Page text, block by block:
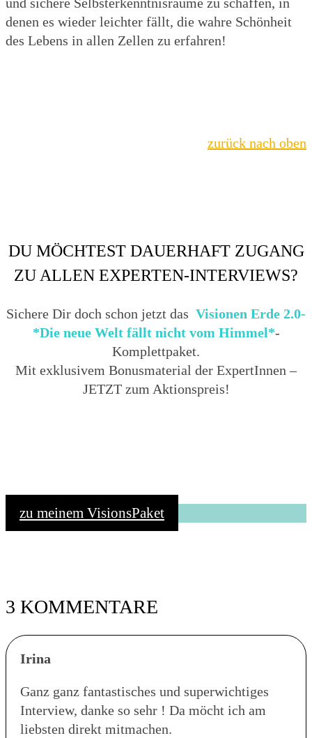
denen es wieder leichter fällt, die wahre Schönheit
des Lebens in allen Zellen zu erfahren!
zurück nach oben
DU MÖCHTEST DAUERHAFT ZUGANG
ZU ALLEN EXPERTEN-INTERVIEWS?
Sichere Dir doch schon jetzt das Visionen Erde 2.0-
*Die neue Welt fällt nicht vom Himmel*-
Komplettpaket.
Mit exklusivem Bonusmaterial der ExpertInnen –
JETZT zum Aktionspreis!
zu meinem VisionsPaket
3 KOMMENTARE
Irina
Ganz ganz fantastisches und superwichtiges
Interview, danke so sehr ! Da möcht ich am
liebsten direkt mitmachen.